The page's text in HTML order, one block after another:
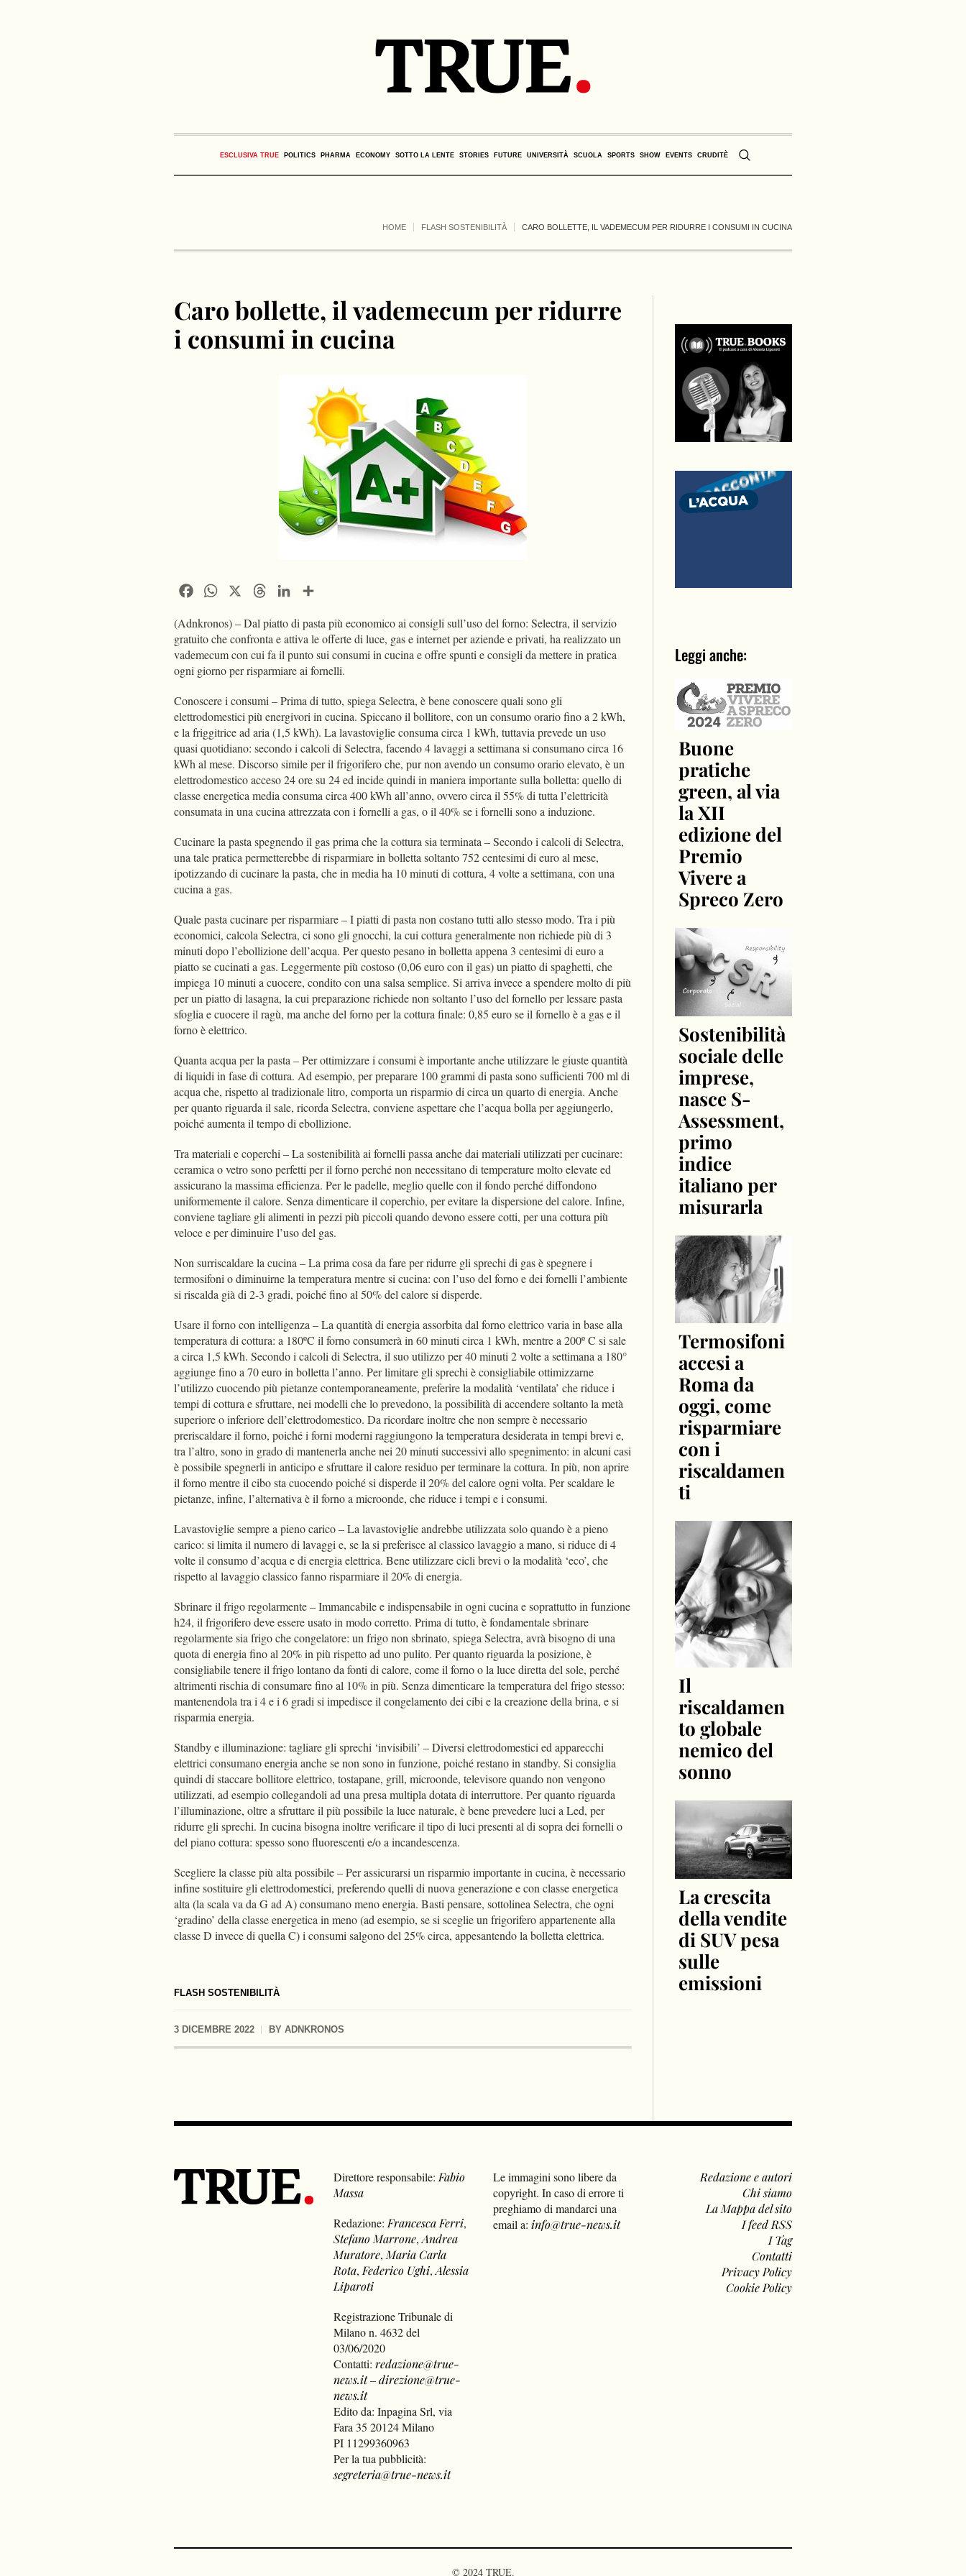
ESCLUSIVA TRUE POLITICS PHARMA ECONOMY SOTTO LA LENTE STORIES FUTURE UNIVERSITÀ SCUOLA SPORTS SHOW EVENTS CRUDITÈ
HOME FLASH SOSTENIBILITÀ CARO BOLLETTE, IL VADEMECUM PER RIDURRE I CONSUMI IN CUCINA
FLASH SOSTENIBILITÀ
Caro bollette, il vademecum per ridurre
i consumi in cucina
3 DICEMBRE 2022 BY ADNKRONOS
FacebookWhatsApp ThreadsLinkedIn
(Adnkronos) – Dal piatto di pasta più economico ai consigli sull’uso del forno: Selectra, il servizio
gratuito che confronta e attiva le offerte di luce, gas e internet per aziende e privati, ha realizzato un
vademecum con cui fa il punto sui consumi in cucina e offre spunti e consigli da mettere in pratica
ogni giorno per risparmiare ai fornelli.
Conoscere i consumi – Prima di tutto, spiega Selectra, è bene conoscere quali sono gli
elettrodomestici più energivori in cucina. Spiccano il bollitore, con un consumo orario fino a 2 kWh,
e la friggitrice ad aria (1,5 kWh). La lavastoviglie consuma circa 1 kWh, tuttavia prevede un uso
quasi quotidiano: secondo i calcoli di Selectra, facendo 4 lavaggi a settimana si consumano circa 16
kWh al mese. Discorso simile per il frigorifero che, pur non avendo un consumo orario elevato, è un
elettrodomestico acceso 24 ore su 24 ed incide quindi in maniera importante sulla bolletta: quello di
classe energetica media consuma circa 400 kWh all’anno, ovvero circa il 55% di tutta l’elettricità
consumata in una cucina attrezzata con i fornelli a gas, o il 40% se i fornelli sono a induzione.
Cucinare la pasta spegnendo il gas prima che la cottura sia terminata – Secondo i calcoli di Selectra,
una tale pratica permetterebbe di risparmiare in bolletta soltanto 752 centesimi di euro al mese,
ipotizzando di cucinare la pasta, che in media ha 10 minuti di cottura, 4 volte a settimana, con una
cucina a gas.
Quale pasta cucinare per risparmiare – I piatti di pasta non costano tutti allo stesso modo. Tra i più
economici, calcola Selectra, ci sono gli gnocchi, la cui cottura generalmente non richiede più di 3
minuti dopo l’ebollizione dell’acqua. Per questo pesano in bolletta appena 3 centesimi di euro a
piatto se cucinati a gas. Leggermente più costoso (0,06 euro con il gas) un piatto di spaghetti, che
impiega 10 minuti a cuocere, condito con una salsa semplice. Si arriva invece a spendere molto di più
per un piatto di lasagna, la cui preparazione richiede non soltanto l’uso del fornello per lessare pasta
sfoglia e cuocere il ragù, ma anche del forno per la cottura finale: 0,85 euro se il fornello è a gas e il
forno è elettrico.
Quanta acqua per la pasta – Per ottimizzare i consumi è importante anche utilizzare le giuste quantità
di liquidi in fase di cottura. Ad esempio, per preparare 100 grammi di pasta sono sufficienti 700 ml di
acqua che, rispetto al tradizionale litro, comporta un risparmio di circa un quarto di energia. Anche
per quanto riguarda il sale, ricorda Selectra, conviene aspettare che l’acqua bolla per aggiungerlo,
poiché aumenta il tempo di ebollizione.
Tra materiali e coperchi – La sostenibilità ai fornelli passa anche dai materiali utilizzati per cucinare:
ceramica o vetro sono perfetti per il forno perché non necessitano di temperature molto elevate ed
assicurano la massima efficienza. Per le padelle, meglio quelle con il fondo perché diffondono
uniformemente il calore. Senza dimenticare il coperchio, per evitare la dispersione del calore. Infine,
conviene tagliare gli alimenti in pezzi più piccoli quando devono essere cotti, per una cottura più
veloce e per diminuire l’uso del gas.
Non surriscaldare la cucina – La prima cosa da fare per ridurre gli sprechi di gas è spegnere i
termosifoni o diminuirne la temperatura mentre si cucina: con l’uso del forno e dei fornelli l’ambiente
si riscalda già di 2-3 gradi, poiché fino al 50% del calore si disperde.
Usare il forno con intelligenza – La quantità di energia assorbita dal forno elettrico varia in base alla
temperatura di cottura: a 180ºC il forno consumerà in 60 minuti circa 1 kWh, mentre a 200º C si sale
a circa 1,5 kWh. Secondo i calcoli di Selectra, il suo utilizzo per 40 minuti 2 volte a settimana a 180°
aggiunge fino a 70 euro in bolletta l’anno. Per limitare gli sprechi è consigliabile ottimizzarne
l’utilizzo cuocendo più pietanze contemporaneamente, preferire la modalità ‘ventilata’ che riduce i
tempi di cottura e sfruttare, nei modelli che lo prevedono, la possibilità di accendere soltanto la metà
superiore o inferiore dell’elettrodomestico. Da ricordare inoltre che non sempre è necessario
preriscaldare il forno, poiché i forni moderni raggiungono la temperatura desiderata in tempi brevi e,
tra l’altro, sono in grado di mantenerla anche nei 20 minuti successivi allo spegnimento: in alcuni casi
è possibile spegnerli in anticipo e sfruttare il calore residuo per terminare la cottura. In più, non aprire
il forno mentre il cibo sta cuocendo poiché si disperde il 20% del calore ogni volta. Per scaldare le
pietanze, infine, l’alternativa è il forno a microonde, che riduce i tempi e i consumi.
Lavastoviglie sempre a pieno carico – La lavastoviglie andrebbe utilizzata solo quando è a pieno
carico: si limita il numero di lavaggi e, se la si preferisce al classico lavaggio a mano, si riduce di 4
volte il consumo d’acqua e di energia elettrica. Bene utilizzare cicli brevi o la modalità ‘eco’, che
rispetto al lavaggio classico fanno risparmiare il 20% di energia.
Sbrinare il frigo regolarmente – Immancabile e indispensabile in ogni cucina e soprattutto in funzione
h24, il frigorifero deve essere usato in modo corretto. Prima di tutto, è fondamentale sbrinare
regolarmente sia frigo che congelatore: un frigo non sbrinato, spiega Selectra, avrà bisogno di una
quota di energia fino al 20% in più rispetto ad uno pulito. Per quanto riguarda la posizione, è
consigliabile tenere il frigo lontano da fonti di calore, come il forno o la luce diretta del sole, perché
altrimenti rischia di consumare fino al 10% in più. Senza dimenticare la temperatura del frigo stesso:
mantenendola tra i 4 e i 6 gradi si impedisce il congelamento dei cibi e la creazione della brina, e si
risparmia energia.
Standby e illuminazione: tagliare gli sprechi ‘invisibili’ – Diversi elettrodomestici ed apparecchi
elettrici consumano energia anche se non sono in funzione, poiché restano in standby. Si consiglia
quindi di staccare bollitore elettrico, tostapane, grill, microonde, televisore quando non vengono
utilizzati, ad esempio collegandoli ad una presa multipla dotata di interruttore. Per quanto riguarda
l’illuminazione, oltre a sfruttare il più possibile la luce naturale, è bene prevedere luci a Led, per
ridurre gli sprechi. In cucina bisogna inoltre verificare il tipo di luci presenti al di sopra dei fornelli o
del piano cottura: spesso sono fluorescenti e/o a incandescenza.
Scegliere la classe più alta possibile – Per assicurarsi un risparmio importante in cucina, è necessario
infine sostituire gli elettrodomestici, preferendo quelli di nuova generazione e con classe energetica
alta (la scala va da G ad A) consumano meno energia. Basti pensare, sottolinea Selectra, che ogni
‘gradino’ della classe energetica in meno (ad esempio, se si sceglie un frigorifero appartenente alla
classe D invece di quella C) i consumi salgono del 25% circa, appesantendo la bolletta elettrica.
Leggi anche:
Buone
pratiche
green, al via
la XII
edizione del
Premio
Vivere a
Spreco Zero
Sostenibilità
sociale delle
imprese,
nasce S-
Assessment,
primo
indice
italiano per
misurarla
Termosifoni
accesi a
Roma da
oggi, come
risparmiare
con i
riscaldamen
ti
Il
riscaldamen
to globale
nemico del
sonno
La crescita
della vendite
di SUV pesa
sulle
emissioni
Direttore responsabile: Fabio
Massa
Redazione: Francesca Ferri,
Stefano Marrone,Andrea
Muratore, Maria Carla
Rota, Federico Ughi,Alessia
Liparoti
Registrazione Tribunale di
Milano n. 4632 del
03/06/2020
Contatti:redazione@true-
news.it–direzione@true-
news.it
Edito da: Inpagina Srl, via
Fara 35 20124 Milano
PI 11299360963
Per la tua pubblicità:
segreteria@true-news.it
Le immagini sono libere da
copyright. In caso di errore ti
preghiamo di mandarci una
email a: info@true-news.it
Redazione e autori
Chi siamo
La Mappa del sito
I feed RSS
I Tag
Contatti
Privacy Policy
Cookie Policy
© 2024 TRUE.